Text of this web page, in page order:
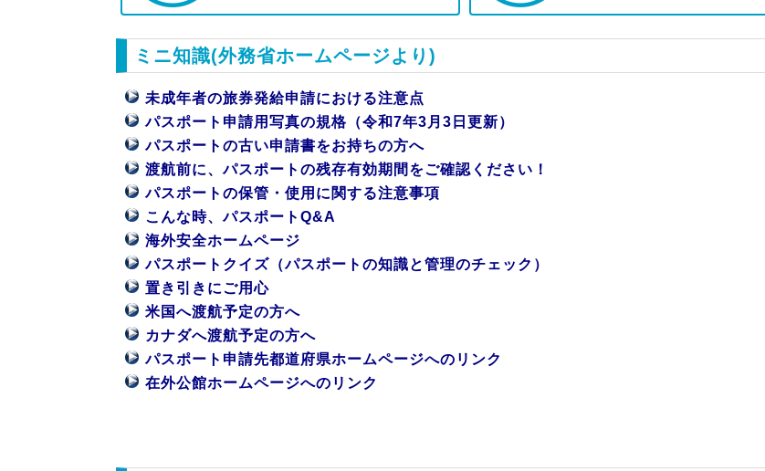
ミニ知識(外務省ホームページより)
未成年者の旅券発給申請における注意点
パスポート申請用写真の規格（令和7年3月3日更新）
パスポートの古い申請書をお持ちの方へ
渡航前に、パスポートの残存有効期間をご確認ください！
パスポートの保管・使用に関する注意事項
こんな時、パスポートQ&A
海外安全ホームページ
パスポートクイズ（パスポートの知識と管理のチェック）
置き引きにご用心
米国へ渡航予定の方へ
カナダへ渡航予定の方へ
パスポート申請先都道府県ホームページへのリンク
在外公館ホームページへのリンク